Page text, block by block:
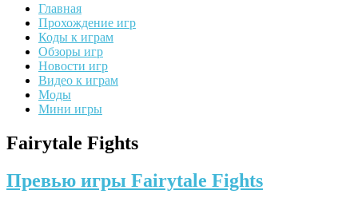
Главная
Прохождение игр
Коды к играм
Обзоры игр
Новости игр
Видео к играм
Моды
Мини игры
Fairytale Fights
Превью игры Fairytale Fights